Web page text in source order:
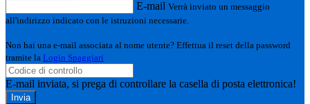
E-mail Verrà inviato un messaggio
all'indirizzo indicato con le istruzioni necessarie.
Non hai una e-mail associata al nome utente? Effettua il reset della password
tramite la Login Spaggiari
E-mail inviata, si prega di controllare la casella di posta elettronica!